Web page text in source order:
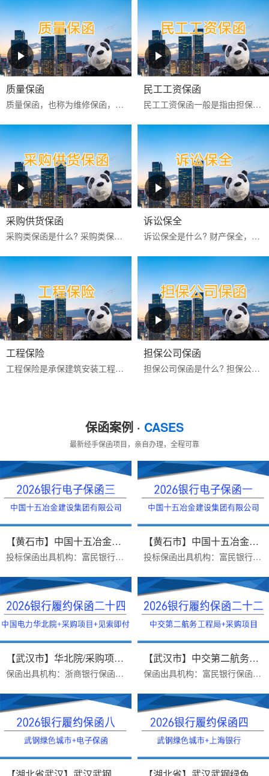
质量保函
‌质量保函‌，也称为维修保函，是指应供货方或承建人申请，向买方或业主保证，如货物或工程的质量不符合合同约定而卖方或承建人又不能依约更换或修理时，按买方或业主的索...
民工工资保函
民工工资保函一般是指由担保公司或银行为业主或承包商向民工工资监管方提供的，保证业主或承包商按合同约定按时支付农民工工资的担保。如果该项目发生民工工资拖欠行为，则...
采购供货保函
采购类保函是什么? 采购类保函一般在采购供货项目中出现得比较多，通常有投标保函、履约保函、预付款保函、质量保修保函等。 采购类保函的做用 采购类保函主要保证业主方的...
诉讼保全
诉讼保全是什么? 财产保全，是指人民法院在利害关系人起诉前或者当事人起诉后，为保障将来的生效判决能够得到执行或者避免财产遭受损失，对当事人的财产或者争议的标的物，...
工程保险
工程保险是承保建筑安装工程期间一切意外物质损失和对第三人经济赔偿责任的保险。包括建筑工程一切险与安装工程一切险,属综合性保险。保险标的为工程项目主体、工程用的机械...
担保公司保函
担保公司保函是什么? 担保公司保函是指担保公司应客户的申请而开立的有担保性质的书面承诺文件，一旦申请人未按其与受益人签订的合同的约定偿还债务或履行约定义务时，由担...
保函案例 · CASES
最新经手保函项目，亲自办理，全程可靠
【黄石市】中国十五冶金建设集团...
投标保函出具机构：富民银行保函受益人：中国十五冶金建设集团有限公司保函金额：20000出函时间：2026年07月09日办理优势：电子投标保函24小时受理，最快一小时出函，无需快...
【黄石市】中国十五冶金建设集团...
投标保函出具机构：富民银行保函受益人：中国十五冶金建设集团有限公司保函金额：20000出函时间：2026年6月18日办理优势：投标电子保函，价格便宜，最快一小时出函办理投标...
【武汉市】华北院/采购项目/见索...
保函出具机构：浙商银行保函受益人：中国电力工程顾问集团华北电力设计院有限公司（简称华北院）办理时效：三个工作日办理难点：采购项目见索即付需要反担保保函金额：3475...
【武汉市】中交第二航务工程局/采...
保函出具机构：富民银行保函受益人：中交第二航务工程局办理时效：一个工作日办理难点：采购项目见索即付免反担保保函金额：357110出函时间：2026.3.20保函主要内容:在本担...